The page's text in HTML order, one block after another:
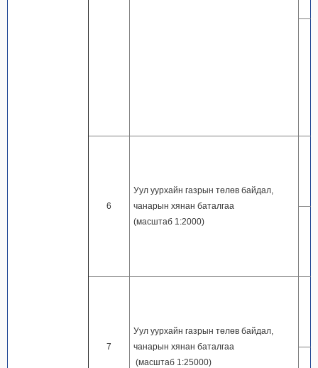
6
Уул уурхайн газрын төлөв байдал,
чанарын хянан баталгаа
(масштаб 1:2000)
7
Уул уурхайн газрын төлөв байдал,
чанарын хянан баталгаа
(масштаб 1:25000)